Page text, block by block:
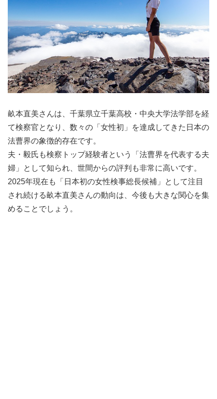
畝本直美さんは、千葉県立千葉高校・中央大学法学部を経
て検察官となり、数々の「女性初」を達成してきた日本の
法曹界の象徴的存在です。
夫・毅氏も検察トップ経験者という「法曹界を代表する夫
婦」として知られ、世間からの評判も非常に高いです。
2025年現在も「日本初の女性検事総長候補」として注目
され続ける畝本直美さんの動向は、今後も大きな関心を集
めることでしょう。